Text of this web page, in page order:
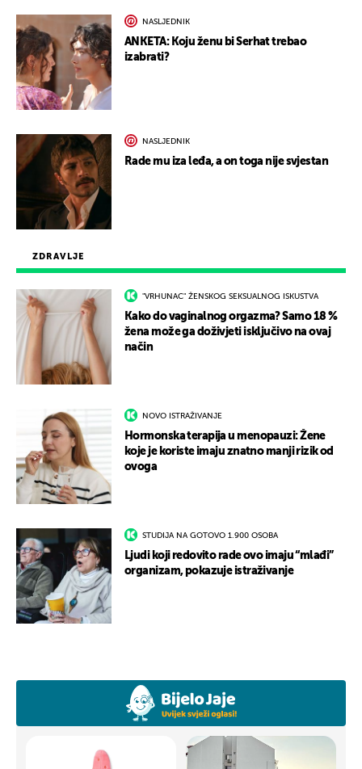
ZDRAVLJE
"VRHUNAC" ŽENSKOG SEKSUALNOG ISKUSTVA
Kako do vaginalnog orgazma? Samo 18 %
žena može ga doživjeti isključivo na ovaj
način
NOVO ISTRAŽIVANJE
Hormonska terapija u menopauzi: Žene
koje je koriste imaju znatno manji rizik od
ovoga
STUDIJA NA GOTOVO 1.900 OSOBA
Ljudi koji redovito rade ovo imaju “mlađi”
organizam, pokazuje istraživanje
NASLJEDNIK
ANKETA: Koju ženu bi Serhat trebao
izabrati?
NASLJEDNIK
Rade mu iza leđa, a on toga nije svjestan